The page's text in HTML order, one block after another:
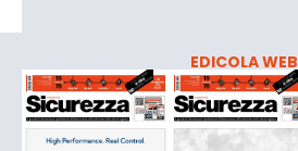
EDICOLA WEB